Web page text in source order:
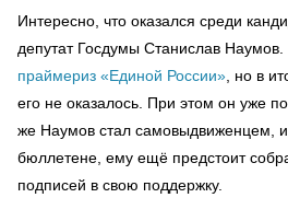
Интересно, что оказался среди
депутат Госдумы Станислав
праймериз «Единой России» , но в
его не оказалось. При этом он уже
же Наумов стал самовыдвиженцем, и
бюллетене, ему ещё предстоит
подписей в свою поддержку.